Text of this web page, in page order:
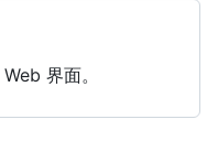
界面。